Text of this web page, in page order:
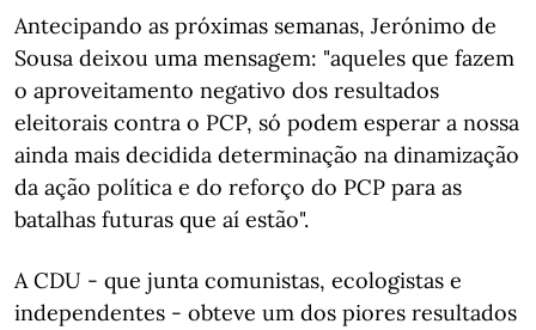
Antecipando as próximas semanas, Jerónimo de
Sousa deixou uma mensagem: "aqueles que fazem
o aproveitamento negativo dos resultados
eleitorais contra o PCP, só podem esperar a nossa
ainda mais decidida determinação na dinamização
da ação política e do reforço do PCP para as
batalhas futuras que aí estão".
A CDU - que junta comunistas, ecologistas e
independentes - obteve um dos piores resultados